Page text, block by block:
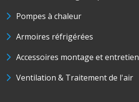
Pompes à chaleur
Armoires réfrigérées
Accessoires montage et entretien
Ventilation & Traitement de l'air